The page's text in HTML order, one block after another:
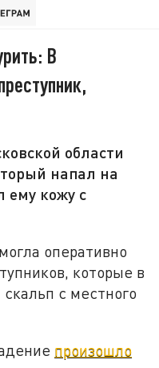
В
области
напал на
ему кожу с
оперативно
которые в
с местного
произошло